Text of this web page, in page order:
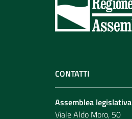
CONTATTI
Assemblea legislativa
Viale Aldo Moro, 50